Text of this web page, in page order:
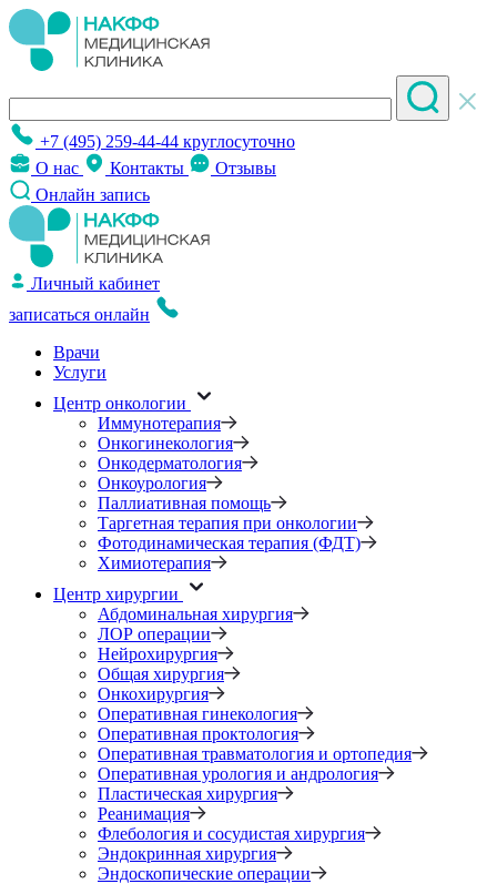
+7 (495) 259-44-44 круглосуточно
О нас
Контакты
Отзывы
Онлайн запись
Личный кабинет
записаться онлайн
Врачи
Услуги
Центр онкологии
Иммунотерапия
Онкогинекология
Онкодерматология
Онкоурология
Паллиативная помощь
Таргетная терапия при онкологии
Фотодинамическая терапия (ФДТ)
Химиотерапия
Центр хирургии
Абдоминальная хирургия
ЛОР операции
Нейрохирургия
Общая хирургия
Онкохирургия
Оперативная гинекология
Оперативная проктология
Оперативная травматология и ортопедия
Оперативная урология и андрология
Пластическая хирургия
Реанимация
Флебология и сосудистая хирургия
Эндокринная хирургия
Эндоскопические операции